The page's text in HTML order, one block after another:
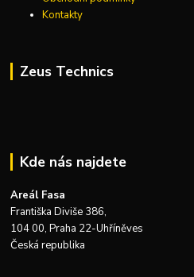
Kontakty
Zeus Technics
Kde nás najdete
Areál Fasa
Františka Diviše 386,
104 00, Praha 22-Uhříněves
Česká republika